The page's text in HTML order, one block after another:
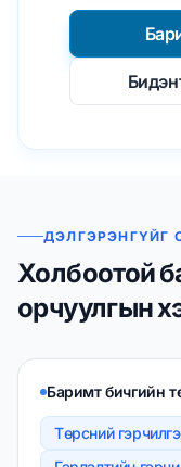
ДЭЛГЭРЭНГҮЙГ
Холбоотой
орчуулгын
Баримт бичгийн
Төрсний